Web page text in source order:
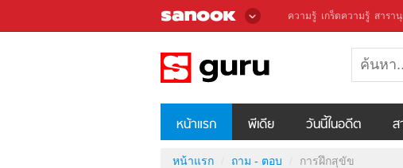
ความรู้ เกร็ดความรู้ สารา
หน้าแรก พีเดีย วันนี้ในอดีต ส
หน้าแรก ถาม - ตอบ การฝึกสุขัข